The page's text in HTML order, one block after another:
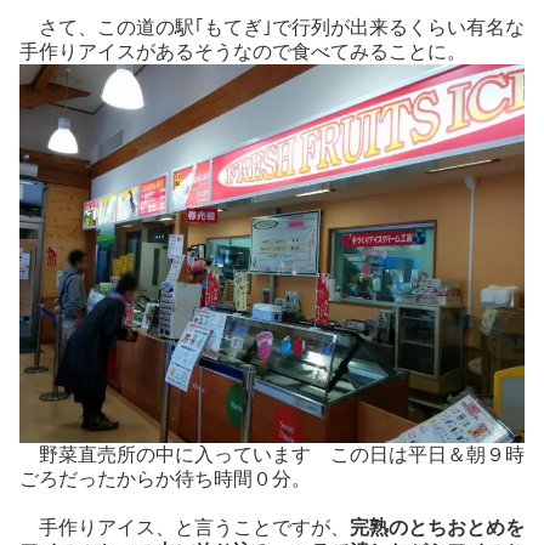
さて、この道の駅｢もてぎ｣で行列が出来るくらい有名な
手作りアイスがあるそうなので食べてみることに。
野菜直売所の中に入っています この日は平日＆朝９時
ごろだったからか待ち時間０分。
手作りアイス、と言うことですが、 完熟のとちおとめを